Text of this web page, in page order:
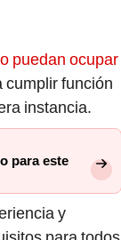
puedan ocupar
cumplir función
instancia.
para este
y